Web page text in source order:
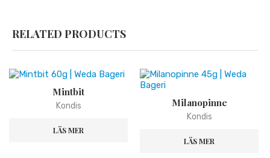
RELATED PRODUCTS
Mintbit
Kondis
LÄS MER
Milanopinne
Kondis
LÄS MER